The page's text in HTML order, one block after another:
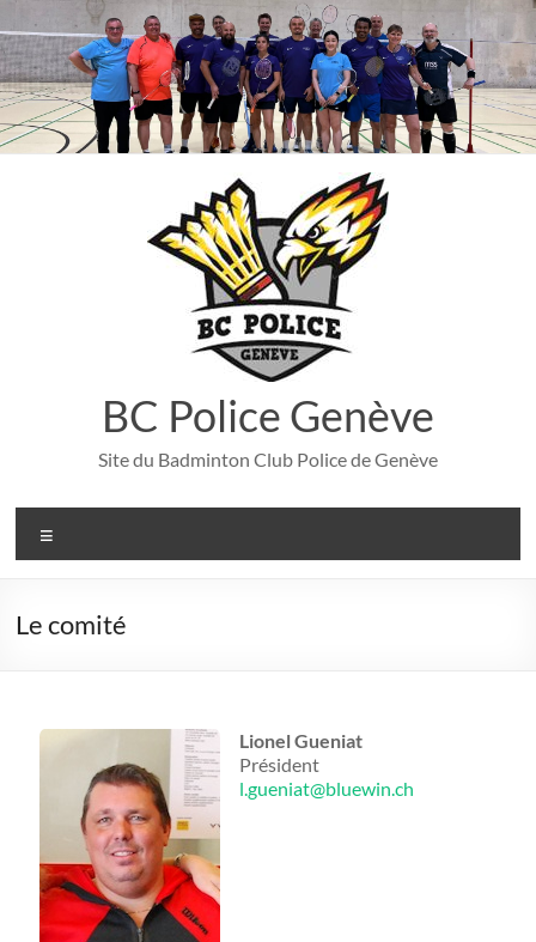
Aller
au
contenu
BC Police Genève
Site du Badminton Club Police de Genève
Le comité
Lionel Gueniat
Président
l.gueniat@bluewin.ch